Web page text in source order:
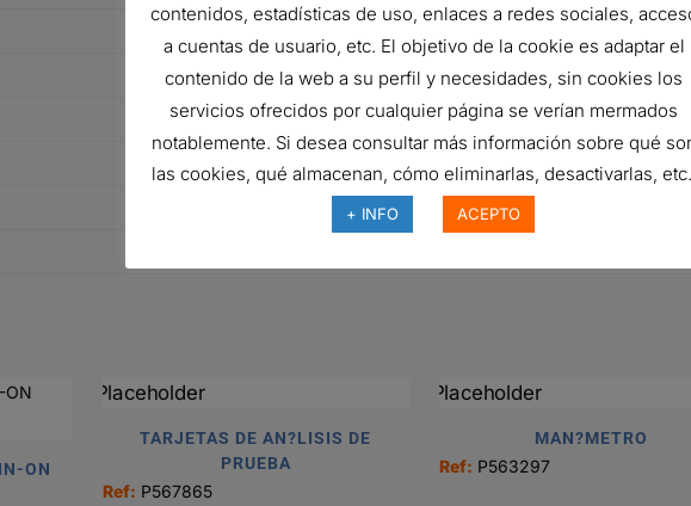
10 micron
11 micron
210.1 bar
Outside-In
ON
TARJETAS DE AN?LISIS DE
PRUEBA
Ref: P567865
MAN?METRO
Ref: P563297
contenidos, estadísticas de uso, enlaces a redes sociales,
a cuentas de usuario, etc. El objetivo de la cookie es adaptar el
contenido de la web a su perfil y necesidades, sin cookies los
servicios ofrecidos por cualquier página se verían mermados
notablemente. Si desea consultar más información sobre qué
las cookies, qué almacenan, cómo eliminarlas, desactivarlas,
+ INFO ACEPTO